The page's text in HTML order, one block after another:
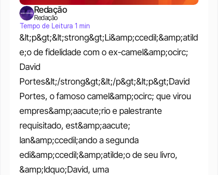
&lt;p&gt;&lt;strong&gt;Li&amp;ccedil;&amp;atild
e;o de fidelidade com o ex-camel&amp;ocirc;
David
Portes&lt;/strong&gt;&lt;/p&gt;&lt;p&gt;David
Portes, o famoso camel&amp;ocirc; que virou
empres&amp;aacute;rio e palestrante
requisitado, est&amp;aacute;
lan&amp;ccedil;ando a segunda
edi&amp;ccedil;&amp;atilde;o de seu livro,
&amp;ldquo;David, uma
Redação
Redação
Tempo de Leitura 1 min